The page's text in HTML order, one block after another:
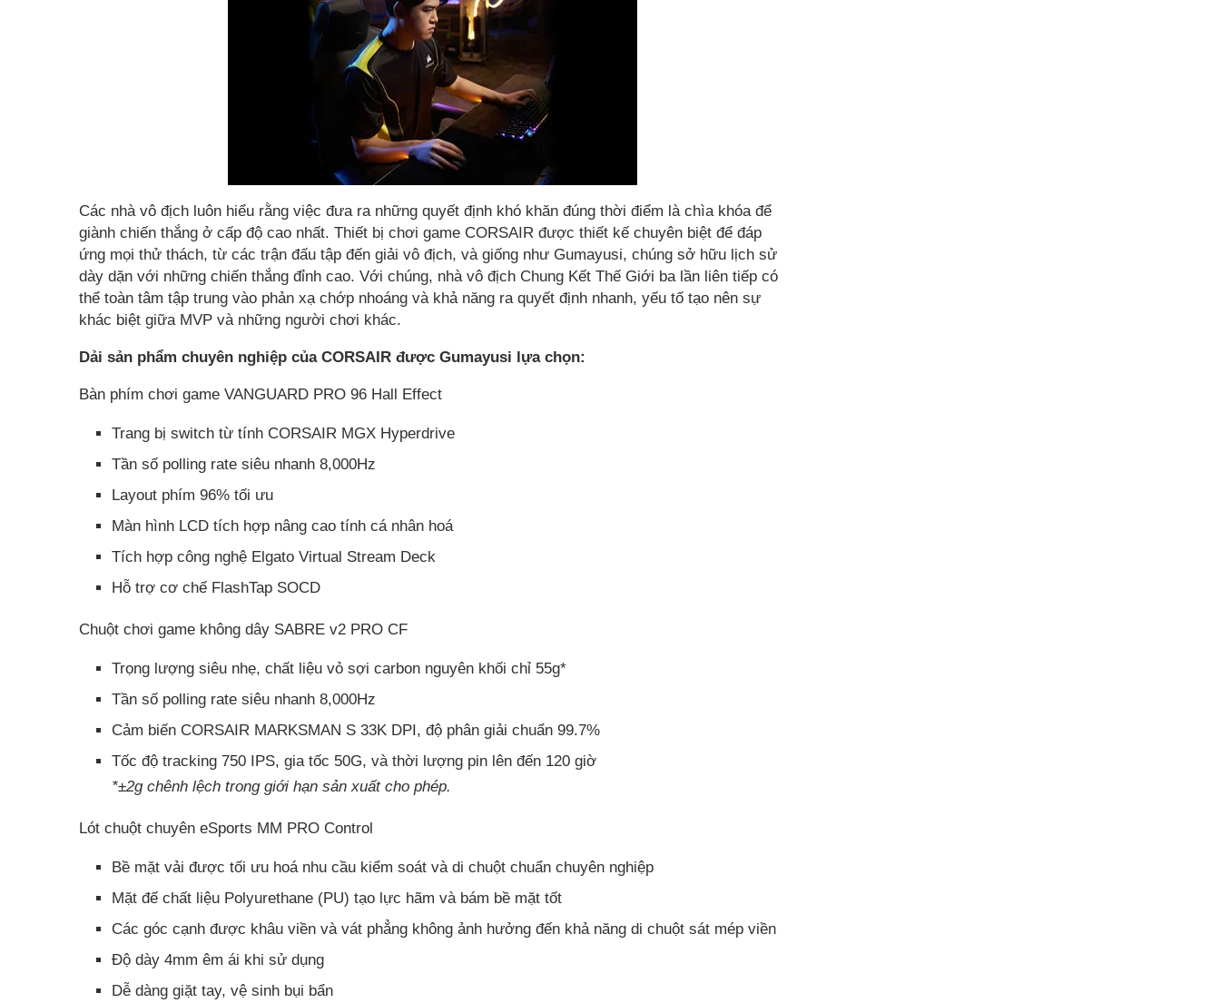
Các nhà vô địch luôn hiểu rằng việc đưa ra những quyết định khó khăn đúng thời điểm là chìa khóa để
giành chiến thắng ở cấp độ cao nhất. Thiết bị chơi game CORSAIR được thiết kế chuyên biệt để đáp
ứng mọi thử thách, từ các trận đấu tập đến giải vô địch, và giống như Gumayusi, chúng sở hữu lịch sử
dày dặn với những chiến thắng đỉnh cao. Với chúng, nhà vô địch Chung Kết Thế Giới ba lần liên tiếp có
thể toàn tâm tập trung vào phản xạ chớp nhoáng và khả năng ra quyết định nhanh, yếu tố tạo nên sự
khác biệt giữa MVP và những người chơi khác.
Dải sản phẩm chuyên nghiệp của CORSAIR được Gumayusi lựa chọn:
Bàn phím chơi game VANGUARD PRO 96 Hall Effect
Trang bị switch từ tính CORSAIR MGX Hyperdrive
Tần số polling rate siêu nhanh 8,000Hz
Layout phím 96% tối ưu
Màn hình LCD tích hợp nâng cao tính cá nhân hoá
Tích hợp công nghệ Elgato Virtual Stream Deck
Hỗ trợ cơ chế FlashTap SOCD
Chuột chơi game không dây SABRE v2 PRO CF
Trọng lượng siêu nhẹ, chất liệu vỏ sợi carbon nguyên khối chỉ 55g*
Tần số polling rate siêu nhanh 8,000Hz
Cảm biến CORSAIR MARKSMAN S 33K DPI, độ phân giải chuẩn 99.7%
Tốc độ tracking 750 IPS, gia tốc 50G, và thời lượng pin lên đến 120 giờ
*±2g chênh lệch trong giới hạn sản xuất cho phép.
Lót chuột chuyên eSports MM PRO Control
Bề mặt vải được tối ưu hoá nhu cầu kiểm soát và di chuột chuẩn chuyên nghiệp
Mặt đế chất liệu Polyurethane (PU) tạo lực hãm và bám bề mặt tốt
Các góc cạnh được khâu viền và vát phẳng không ảnh hưởng đến khả năng di chuột sát mép viền
Độ dày 4mm êm ái khi sử dụng
Dễ dàng giặt tay, vệ sinh bụi bẩn